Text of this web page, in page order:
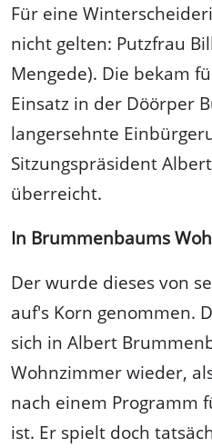
Für eine
nicht gelten: Putzfrau
Mengede). Die bekam
Einsatz in der Döörper
langersehnte
Sitzungspräsident
überreicht.
In Brummenbaums
Der wurde dieses von
auf's Korn genommen.
sich in Albert
Wohnzimmer wieder,
nach einem Programm
ist. Er spielt doch